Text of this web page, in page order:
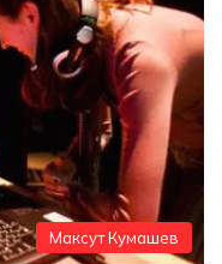
Максут Кумашев